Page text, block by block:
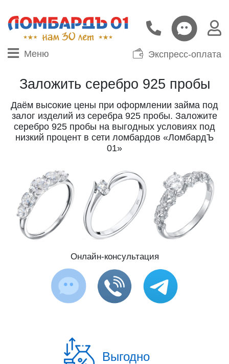
Меню Экспресс-оплата
Заложить серебро 925 пробы
Даём высокие цены при оформлении займа под
залог изделий из серебра 925 пробы. Заложите
серебро 925 пробы на выгодных условиях под
низкий процент в сети ломбардов «ЛомбардЪ
01»
Онлайн-консультация
Выгодно